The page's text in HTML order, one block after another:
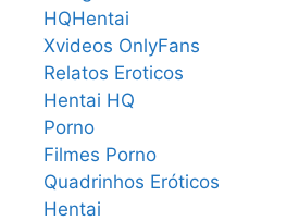
HQHentai
Xvideos OnlyFans
Relatos Eroticos
Hentai HQ
Porno
Filmes Porno
Quadrinhos Eróticos
Hentai